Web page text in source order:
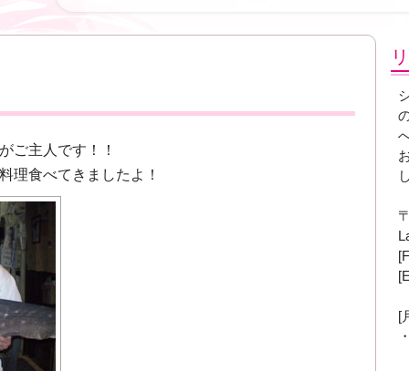
ご主人です！！
理食べてきましたよ！
[